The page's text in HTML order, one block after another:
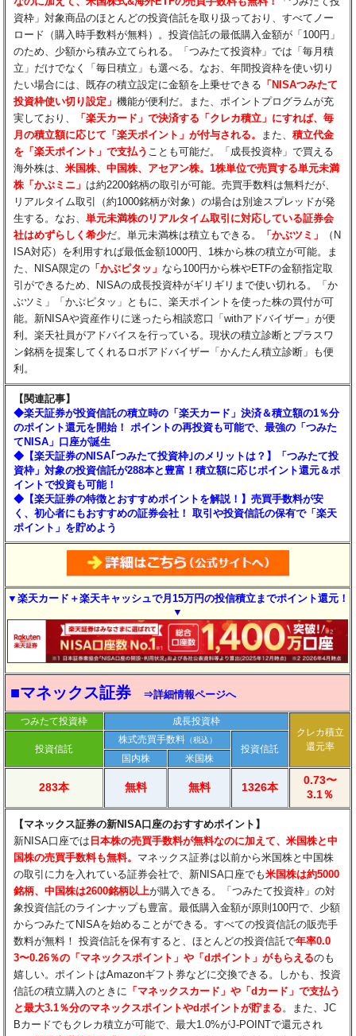
資枠」対象商品のほとんどの投資信託を取り扱っており、すべてノー
ロード（購入時手数料が無料）。投資信託の最低購入金額が「100円」
のため、少額から積み立てられる。「つみたて投資枠」では「毎月積
立」だけでなく「毎日積立」も選べる。なお、年間投資枠を使い切り
たい場合には、既存の積立設定に金額を上乗せできる 「NISAつみたて
投資枠使い切り設定」機能が便利だ。また、ポイントプログラムが充
実しており、
「楽天カード」で決済する「クレカ積立」にすれば、毎
月の積立額に応じて「楽天ポイント」が付与される。
また、積立代金
を「楽天ポイント」で支払う ことも可能だ。「成長投資枠」で買える
海外株は、米国株、中国株、アセアン株。1株単位で売買する単元未満
株「かぶミニ」 は約2200銘柄の取引が可能。売買手数料は無料だが、
リアルタイム取引（約1000銘柄が対象）の場合は別途スプレッドが発
生する。なお、単元未満株のリアルタイム取引に対応している証券会
社はめずらしく希少だ。単元未満株は積立もできる。 「かぶツミ」
（N
ISA対応）を利用すれば最低金額1000円、1株から株の積立が可能。ま
た、NISA限定の 「かぶピタッ」 なら100円から株やETFの金額指定取
引ができるため、NISAの成長投資枠がギリギリまで使い切れる。「か
ぶツミ」「かぶピタッ」ともに、楽天ポイントを使った株の買付が可
能。新NISAや資産作りに迷ったら相談窓口「withアドバイザー」が便
利。楽天社員がアドバイスを行っている。現状の積立診断とプラスワ
ン銘柄を提案してくれるロボアドバイザー「かんたん積立診断」も便
利。
【関連記事】
◆楽天証券が投資信託の積立時の「楽天カード」決済＆積立額の1％分
のポイント還元を開始！ ポイントの再投資も可能で、最強の「つみた
てNISA」口座が誕生
◆【楽天証券のNISA｢つみたて投資枠｣のメリットは？】「つみたて投
資枠」対象の投資信託が288本と豊富！積立額に応じポイント還元＆ポ
イントで投資も可能！
◆【楽天証券の特徴とおすすめポイントを解説！】売買手数料が安
く、初心者にもおすすめの証券会社！ 取引や投資信託の保有で「楽天
ポイント」を貯めよう
▼楽天カード＋楽天キャッシュで月15万円の投信積立までポイント還元！
▼
■マネックス証券 ⇒詳細情報ページへ
つみたて投資枠
成長投資枠
クレカ積立
還元率
投資信託
株式売買手数料（税込）
投資信託
国内株
米国株
283本 無料 無料 1326本
0.73〜
3.1％
【マネックス証券の新NISA口座のおすすめポイント】
新NISA口座では 日本株の売買手数料が無料なのに加えて、米国株と中
国株の売買手数料も無料。 マネックス証券は以前から米国株と中国株
の取引に力を入れている証券会社で、新NISA口座でも米国株は約5000
銘柄、中国株は2600銘柄以上が購入できる。「つみたて投資枠」の対
象投資信託のラインナップも豊富。最低購入金額が原則100円で、少額
からつみたてNISAを始めることができる。すべての投資信託の販売手
数料が無料！ 投資信託を保有すると、ほとんどの投資信託で年率0.0
3〜0.26％の「マネックスポイント」や「dポイント」がもらえる​のも
嬉しい。ポイントはAmazonギフト券などに交換できる。しかも、投資
信託の積立購入のときに 「マネックスカード」や「dカード」で支払う
と最大3.1％分のマネックスポイントやdポイントが貯まる 。また、JC
Bカードでもクレカ積立が可能で、最大1.0%がJ-POINTで還元され